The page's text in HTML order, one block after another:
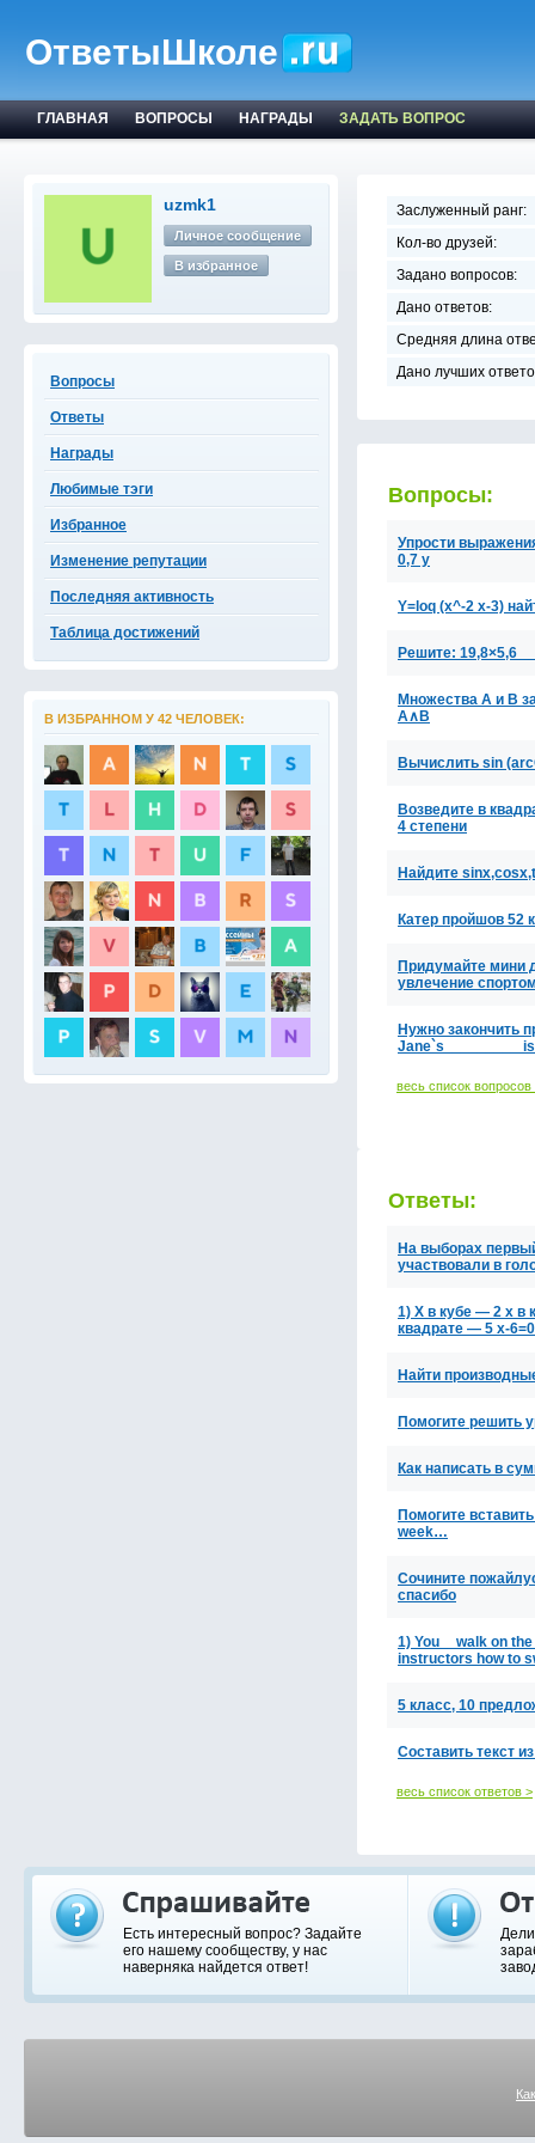
ОтветыШколе
ГЛАВНАЯ ВОПРОСЫ НАГРАДЫ ЗАДАТЬ ВОПРОС
uzmk1
Личное сообщение
В избранное
Вопросы
Ответы
Награды
Любимые тэги
Избранное
Изменение репутации
Последняя активность
Таблица достижений
В ИЗБРАННОМ У 42 ЧЕЛОВЕК:
Заслуженный ранг:
Кол-во друзей:
Задано вопросов:
Дано ответов:
Средняя длина
Дано лучших
Вопросы:
Упрости
0,7 у
Y=loq (х^-2 х-3)
Решите: 19,8×5,6
Множества A и B
A∧B
Вычислить sin
Возведите в
4 степени
Найдите
Катер пройшов 52
Придумайте мини
увлечение
Нужно закончить
Jane`s_________
весь список вопросов
Ответы:
На выборах
участвовали в
1) X в кубе — 2 х в
квадрате — 5 х-
Найти
Помогите решить
Как написать в
Помогите
week…
Сочините
спасибо
1) You__walk on
instructors how to
5 класс, 10
Составить текст
весь список ответов >
Есть интересный вопрос? Задайте
его нашему сообществу, у нас
наверняка найдется ответ!